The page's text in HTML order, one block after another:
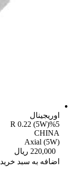
اوریجینال
R 0.22 (5W)%5
CHINA
Axial (5W)
220,000 ریال
اضافه به سبد خرید